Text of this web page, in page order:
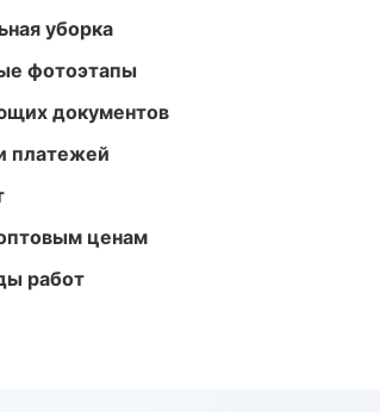
уборка
фотоэтапы
документов
платежей
ценам
работ